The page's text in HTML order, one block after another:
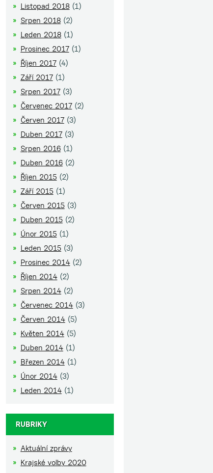
Listopad 2018(1)
Srpen 2018(2)
Leden 2018(1)
Prosinec 2017(1)
Říjen 2017(4)
Září 2017(1)
Srpen 2017(3)
Červenec 2017(2)
Červen 2017(3)
Duben 2017(3)
Srpen 2016(1)
Duben 2016(2)
Říjen 2015(2)
Září 2015(1)
Červen 2015(3)
Duben 2015(2)
Únor 2015(1)
Leden 2015(3)
Prosinec 2014(2)
Říjen 2014(2)
Srpen 2014(2)
Červenec 2014(3)
Červen 2014(5)
Květen 2014(5)
Duben 2014(1)
Březen 2014(1)
Únor 2014(3)
Leden 2014(1)
RUBRIKY
Aktuální zprávy
Krajské volby 2020